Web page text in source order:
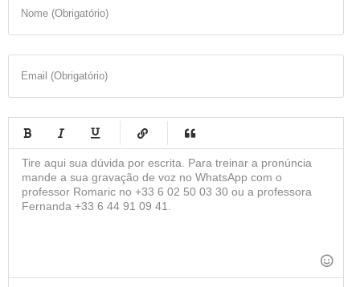
Nome (Obrigatório)
Email (Obrigatório)
-
-
-
-
-
-